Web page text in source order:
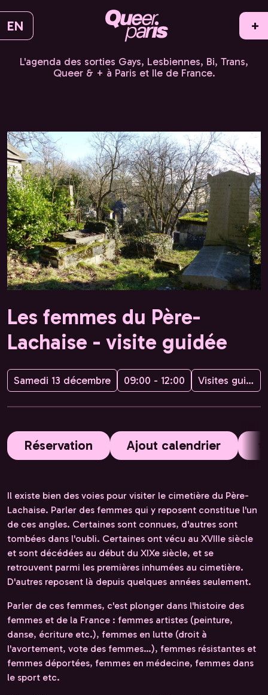
EN +
L'agenda des sorties Gays, Lesbiennes, Bi, Trans,
Queer & + à Paris et Ile de France.
Les femmes du Père-
Lachaise - visite guidée
Samedi 13 décembre 09:00 - 12:00 Visites guidées de Paris avec Hélène
Réservation Ajout calendrier
Il existe bien des voies pour visiter le cimetière du Père-
Lachaise. Parler des femmes qui y reposent constitue l'un
de ces angles. Certaines sont connues, d'autres sont
tombées dans l'oubli. Certaines ont vécu au XVIIIe siècle
et sont décédées au début du XIXe siècle, et se
retrouvent parmi les premières inhumées au cimetière.
D'autres reposent là depuis quelques années seulement.
Parler de ces femmes, c'est plonger dans l'histoire des
femmes et de la France : femmes artistes (peinture,
danse, écriture etc.), femmes en lutte (droit à
l'avortement, vote des femmes…), femmes résistantes et
femmes déportées, femmes en médecine, femmes dans
le sport etc.